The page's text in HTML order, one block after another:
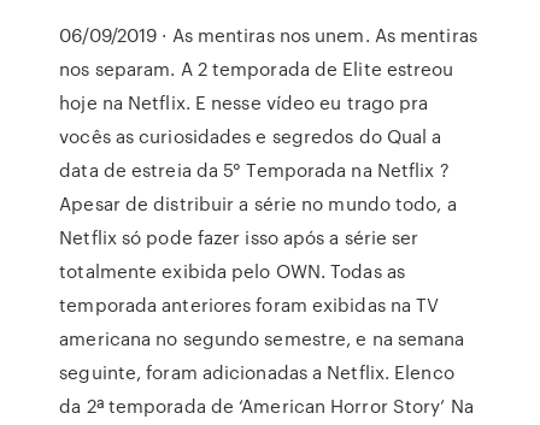
06/09/2019 · As mentiras nos unem. As mentiras
nos separam. A 2 temporada de Elite estreou
hoje na Netflix. E nesse vídeo eu trago pra
vocês as curiosidades e segredos do Qual a
data de estreia da 5° Temporada na Netflix ?
Apesar de distribuir a série no mundo todo, a
Netflix só pode fazer isso após a série ser
totalmente exibida pelo OWN. Todas as
temporada anteriores foram exibidas na TV
americana no segundo semestre, e na semana
seguinte, foram adicionadas a Netflix. Elenco
da 2ª temporada de ‘American Horror Story’ Na